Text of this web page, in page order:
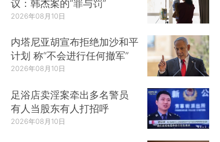
议：韩杰案的“罪与罚”
2026年08月10日
内塔尼亚胡宣布拒绝加沙和平
计划 称“不会进行任何撤军”
2026年08月10日
足浴店卖淫案牵出多名警员
有人当股东有人打招呼
2026年08月10日